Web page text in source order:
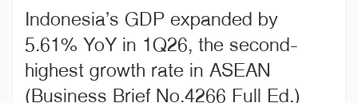
Indonesia’s GDP expanded by
5.61% YoY in 1Q26, the second-
highest growth rate in ASEAN
(Business Brief No.4266 Full Ed.)